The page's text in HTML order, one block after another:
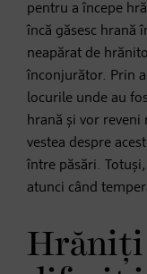
pentru a începe
încă găsesc hrană
neapărat de
înconjurător. Prin
locurile unde au
hrană și vor
vestea despre
între păsări.
atunci când
Hrăniți